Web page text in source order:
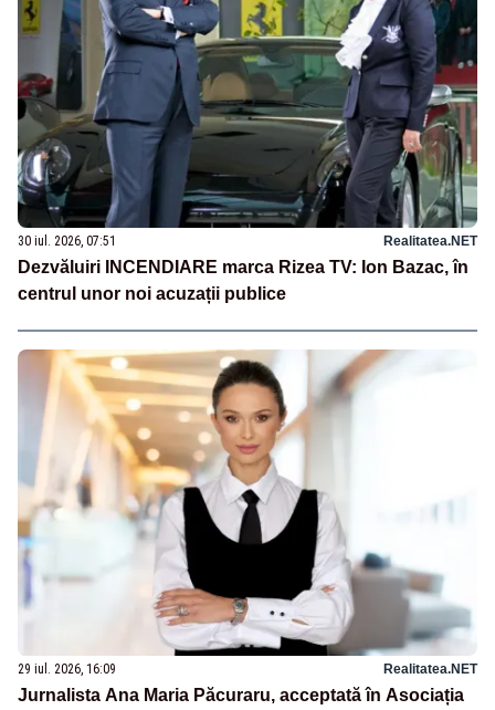
30 iul. 2026, 07:51 Realitatea.NET
Dezvăluiri INCENDIARE marca Rizea TV: Ion Bazac, în
centrul unor noi acuzații publice
29 iul. 2026, 16:09 Realitatea.NET
Jurnalista Ana Maria Păcuraru, acceptată în Asociația